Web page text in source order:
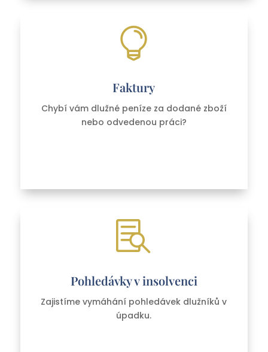

Faktury
Chybí vám dlužné peníze za dodané zboží
nebo odvedenou práci?

Pohledávky v insolvenci
Zajistíme vymáhání pohledávek dlužníků v
úpadku.